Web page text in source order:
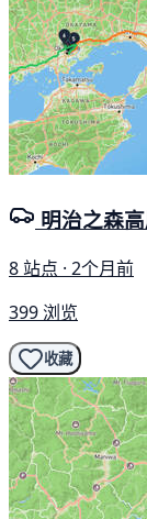
明治之森
8 站点 · 2个月前
399 浏览
收藏